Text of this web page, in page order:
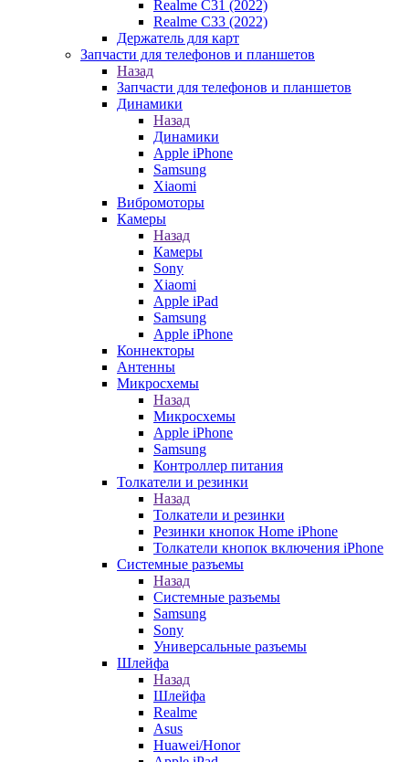
Realme C31 (2022)
Realme C33 (2022)
Держатель для карт
Запчасти для телефонов и планшетов
Назад
Запчасти для телефонов и планшетов
Динамики
Назад
Динамики
Apple iPhone
Samsung
Xiaomi
Вибромоторы
Камеры
Назад
Камеры
Sony
Xiaomi
Apple iPad
Samsung
Apple iPhone
Коннекторы
Антенны
Микросхемы
Назад
Микросхемы
Apple iPhone
Samsung
Контроллер питания
Толкатели и резинки
Назад
Толкатели и резинки
Резинки кнопок Home iPhone
Толкатели кнопок включения iPhone
Системные разъемы
Назад
Системные разъемы
Samsung
Sony
Универсальные разъемы
Шлейфа
Назад
Шлейфа
Realme
Asus
Huawei/Honor